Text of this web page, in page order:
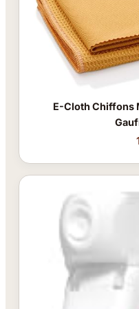
E-Cloth Chiffons